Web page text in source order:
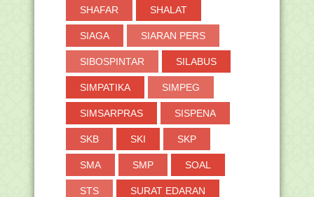
SHAFAR SHALAT
SIAGA SIARAN PERS
SIBOSPINTAR SILABUS
SIMPATIKA SIMPEG
SIMSARPRAS SISPENA
SKB SKI SKP
SMA SMP SOAL
STS SURAT EDARAN